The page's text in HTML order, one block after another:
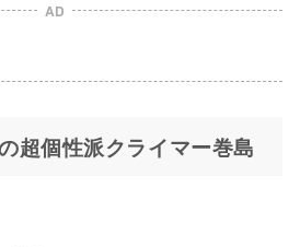
AD
超個性派クライマー巻島